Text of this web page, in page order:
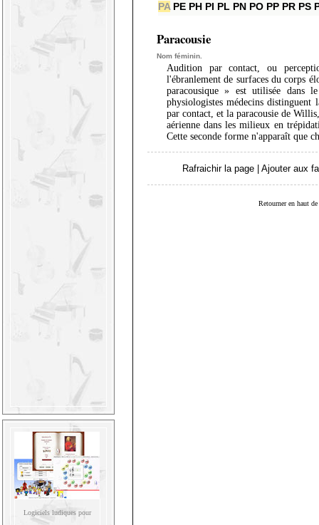
Logiciels ludiques pour
PA PE PH PI PL PN PO PP PR PS
Paracousie
Nom féminin.
Audition par contact, ou
l'ébranlement de surfaces du corps
paracousique » est utilisée dans
physiologistes médecins distinguent
par contact, et la paracousie de
aérienne dans les milieux en
Cette seconde forme n'apparaît que
Rafraichir la page Ajouter aux
Retourner en haut de